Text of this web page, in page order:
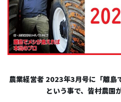
農業経営者 2023年3月号に「離島
という事で、皆村農園